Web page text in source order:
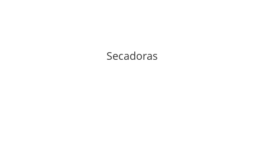
Secadoras